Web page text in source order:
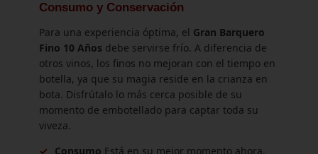
Consumo y Conservación
Para una experiencia óptima, el Gran Barquero
Fino 10 Años debe servirse frío. A diferencia de
otros vinos, los finos no mejoran con el tiempo en
botella, ya que su magia reside en la crianza en
bota. Disfrútalo lo más cerca posible de su
momento de embotellado para captar toda su
viveza.
✓
Consumo Está en su mejor momento ahora.